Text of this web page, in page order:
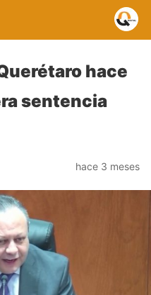
hace
sentencia
hace 3 meses